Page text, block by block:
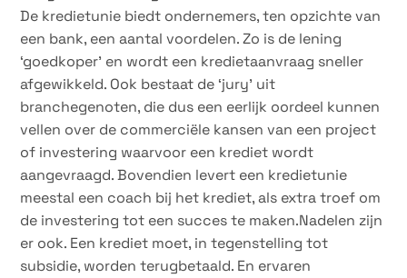
De kredietunie biedt ondernemers, ten opzichte van
een bank, een aantal voordelen. Zo is de lening
‘goedkoper’ en wordt een kredietaanvraag sneller
afgewikkeld. Ook bestaat de ‘jury’ uit
branchegenoten, die dus een eerlijk oordeel kunnen
vellen over de commerciële kansen van een project
of investering waarvoor een krediet wordt
aangevraagd. Bovendien levert een kredietunie
meestal een coach bij het krediet, als extra troef om
de investering tot een succes te maken.Nadelen zijn
er ook. Een krediet moet, in tegenstelling tot
subsidie, worden terugbetaald. En ervaren